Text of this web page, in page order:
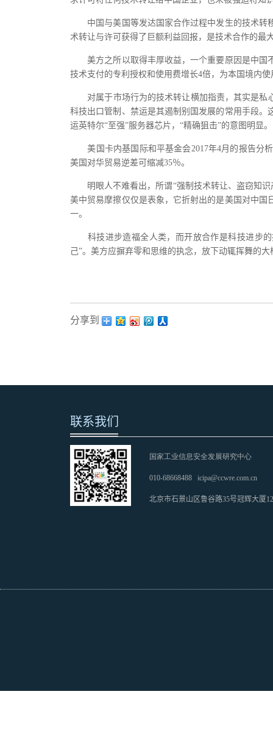
中国与美国等发达国家合作过程中发生的技术转
术转让与许可获得了巨额利益回报，是技术合作的最
美方之所以取得丰厚收益，一个重要原因是中国
技术支付的专利授权和使用费增长4倍，为本国境内
对属于市场行为的技术转让横加指责，其实是私
科技出口管制、禁运是其遏制别国发展的常用手段。
运英特尔“至强”服务器芯片，“精确狙击”的意图明显。
美国卡内基国际和平基金会2017年4月的报告分析
美国对华贸易逆差可缩减35％。
明眼人不难看出，所谓“强制技术转让、盗窃知识
美中贸易摩擦仅仅是表象，它折射出的是美国对中
一。
科技进步造福全人类，而开放合作是科技进步的
己”。美方应摒弃零和思维的执念，放下动辄挥舞的
分享到：
联系我们
国家工业信息安全发展研究中心
010-68668488 icipa@ccwre.com.cn
北京市石景山区鲁谷路35号冠辉大厦